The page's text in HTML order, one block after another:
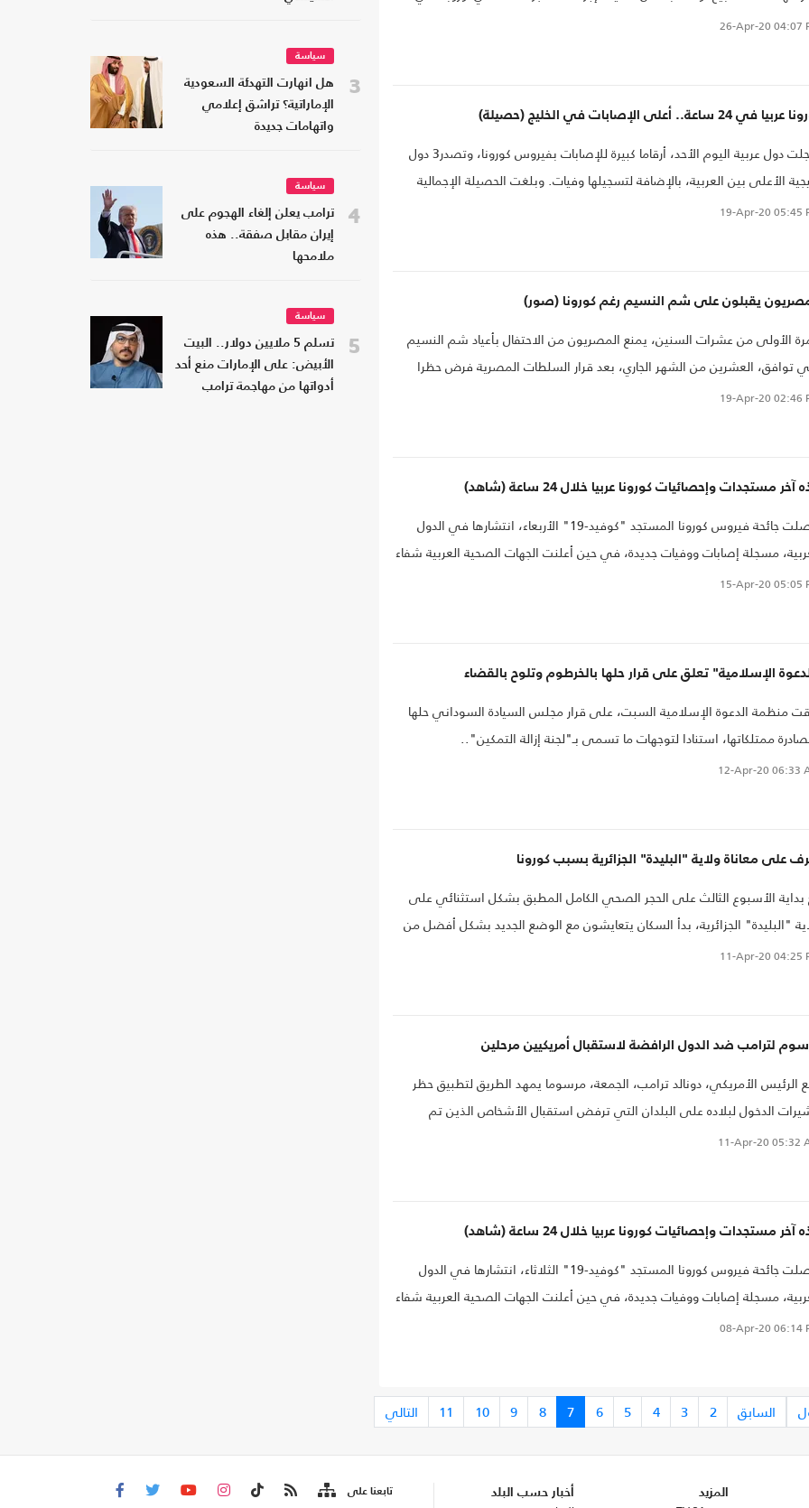
إثر التفشي السريع لفيروس كورونا المستجد بالبلاد..26-Apr-20 04:07
في 24 ساعة.. أعلى الإصابات في الخليج (حصيلة)
سجلت دول عربية اليوم الأحد، أرقاما كبيرة للإصابات بفيروس كورونا، وتصدر3 دول
الأعلى بين العربية، بالإضافة لتسجيلها وفيات. وبلغت الحصيلة الإجمالية
19-Apr-20 05:45
يقبلون على شم النسيم رغم كورونا (صور)
الأولى من عشرات السنين، يمنع المصريون من الاحتفال بأعياد شم النسيم
توافق، العشرين من الشهر الجاري، بعد قرار السلطات المصرية فرض حظرا
في ذلك اليوم ضمن الإجراءات الاحترازية لمواجهة فيروس كورونا.
19-Apr-20 02:46
آخر مستجدات وإحصائيات كورونا عربيا خلال 24 ساعة (شاهد)
واصلت جائحة فيروس كورونا المستجد "كوفيد-19" الأربعاء، انتشارها في الدول
مسجلة إصابات ووفيات جديدة، في حين أعلنت الجهات الصحية العربية شفاء
15-Apr-20 05:05
الإسلامية" تعلق على قرار حلها بالخرطوم وتلوح بالقضاء
منظمة الدعوة الإسلامية السبت، على قرار مجلس السيادة السوداني حلها
ممتلكاتها، استنادا لتوجهات ما تسمى بـ"لجنة إزالة التمكين"..
12-Apr-20 06:33
على معاناة ولاية "البليدة" الجزائرية بسبب كورونا
الأسبوع الثالث على الحجر الصحي الكامل المطبق بشكل استثنائي على
"البليدة" الجزائرية، بدأ السكان يتعايشون مع الوضع الجديد بشكل أفضل من
السابقة..
11-Apr-20 04:25
لترامب ضد الدول الرافضة لاستقبال أمريكيين مرحلين
الرئيس الأمريكي، دونالد ترامب، الجمعة، مرسوما يمهد الطريق لتطبيق حظر
الدخول لبلاده على البلدان التي ترفض استقبال الأشخاص الذين تم
من الولايات المتحدة..
11-Apr-20 05:32
آخر مستجدات وإحصائيات كورونا عربيا خلال 24 ساعة (شاهد)
واصلت جائحة فيروس كورونا المستجد "كوفيد-19" الثلاثاء، انتشارها في الدول
مسجلة إصابات ووفيات جديدة، في حين أعلنت الجهات الصحية العربية شفاء
من الفيروس القاتل.
08-Apr-20 06:14
3
سياسة
هل انهارت التهدئة السعودية
الإماراتية؟ تراشق إعلامي
واتهامات جديدة
4
سياسة
ترامب يعلن إلغاء الهجوم على
إيران مقابل صفقة.. هذه
ملامحها
5
سياسة
تسلم 5 ملايين دولار.. البيت
الأبيض: على الإمارات منع أحد
أدواتها من مهاجمة ترامب
السابق 2
3
4
5
6
7
8
9
10
11 التالي
المزيد أخبار حسب البلد تابعنا على